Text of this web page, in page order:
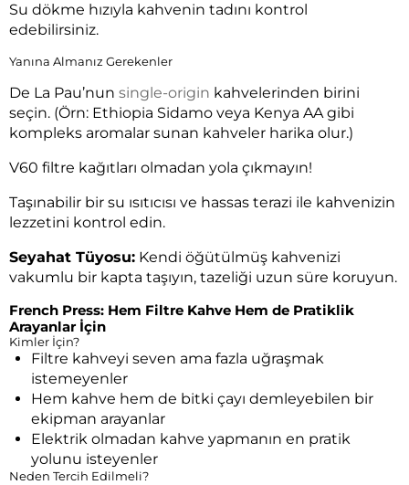
Su dökme hızıyla kahvenin tadını kontrol
edebilirsiniz.
Yanına Almanız Gerekenler
De La Pau’nun single-origin kahvelerinden birini
seçin. (Örn: Ethiopia Sidamo veya Kenya AA gibi
kompleks aromalar sunan kahveler harika olur.)
V60 filtre kağıtları olmadan yola çıkmayın!
Taşınabilir bir su ısıtıcısı ve hassas terazi ile kahvenizin
lezzetini kontrol edin.
Seyahat Tüyosu: Kendi öğütülmüş kahvenizi
vakumlu bir kapta taşıyın, tazeliği uzun süre koruyun.
French Press: Hem Filtre Kahve Hem de Pratiklik
Arayanlar İçin
Kimler İçin?
Filtre kahveyi seven ama fazla uğraşmak
istemeyenler
Hem kahve hem de bitki çayı demleyebilen bir
ekipman arayanlar
Elektrik olmadan kahve yapmanın en pratik
yolunu isteyenler
Neden Tercih Edilmeli?